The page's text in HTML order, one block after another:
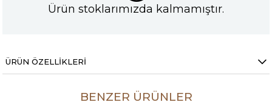
Ürün stoklarımızda kalmamıştır.
ÜRÜN ÖZELLIKLERI
BENZER ÜRÜNLER